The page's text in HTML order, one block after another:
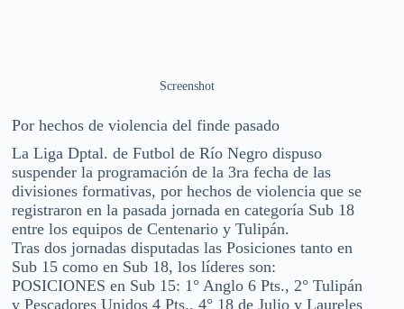
Screenshot
Por hechos de violencia del finde pasado
La Liga Dptal. de Futbol de Río Negro dispuso
suspender la programación de la 3ra fecha de las
divisiones formativas, por hechos de violencia que se
registraron en la pasada jornada en categoría Sub 18
entre los equipos de Centenario y Tulipán.
Tras dos jornadas disputadas las Posiciones tanto en
Sub 15 como en Sub 18, los líderes son:
POSICIONES en Sub 15: 1° Anglo 6 Pts., 2° Tulipán
y Pescadores Unidos 4 Pts., 4° 18 de Julio y Laureles